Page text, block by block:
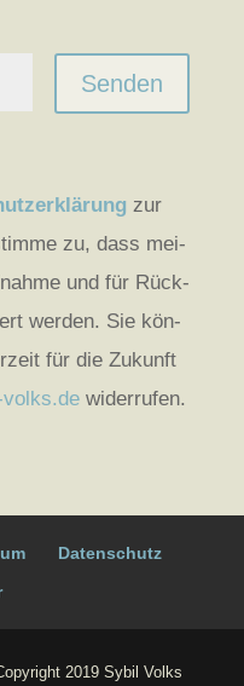
Senden
zur
zu, dass mei­
und für Rück­
wer­den. Sie kön­
für die Zukunft
wider­ru­fen.
Daten­schutz
2019 Sybil Volks